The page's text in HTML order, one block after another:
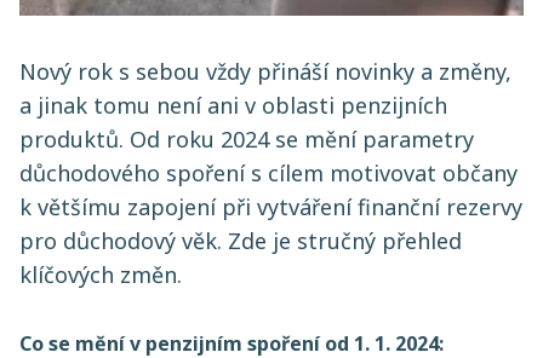
Nový rok s sebou vždy přináší novinky a změny,
a jinak tomu není ani v oblasti penzijních
produktů. Od roku 2024 se mění parametry
důchodového spoření s cílem motivovat občany
k většímu zapojení při vytváření finanční rezervy
pro důchodový věk. Zde je stručný přehled
klíčových změn.
Co se mění v penzijním spoření od 1. 1. 2024: